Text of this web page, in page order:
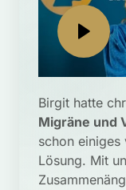
Birgit hatte
Migräne und
schon
Lösung. Mit